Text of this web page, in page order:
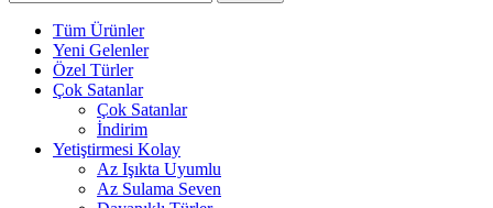
Tüm Ürünler
Yeni Gelenler
Özel Türler
Çok Satanlar
Çok Satanlar
İndirim
Yetiştirmesi Kolay
Az Işıkta Uyumlu
Az Sulama Seven